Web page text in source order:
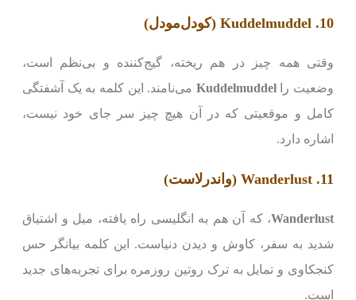
10. Kuddelmuddel (کودل‌مودل)
وقتی همه چیز در هم ریخته، گیج‌کننده و بی‌نظم است،
وضعیت راKuddelmuddel می‌نامند. این کلمه به یک آشفتگی
کامل و موقعیتی که در آن هیچ چیز سر جای خود نیست،
اشاره دارد.
11. Wanderlust (واندرلاست)
Wanderlust، که آن هم به انگلیسی راه یافته، میل و اشتیاق
شدید به سفر، کاوش و دیدن دنیاست. این کلمه بیانگر حس
کنجکاوی و تمایل به ترک روتین روزمره برای تجربه‌های جدید
است.